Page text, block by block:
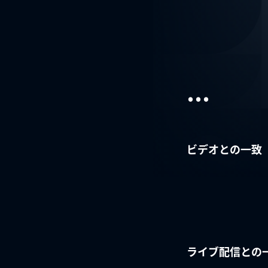
...
ビデオとの一致
ライブ配信との